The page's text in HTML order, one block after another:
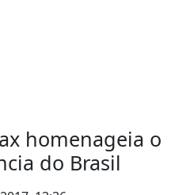
homenageia o
do Brasil